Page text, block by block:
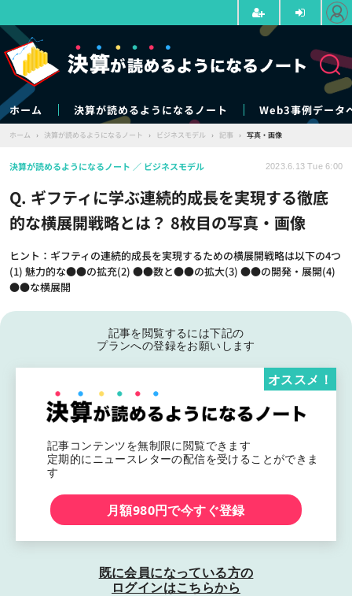
ホーム 決算が読めるようになるノート Web3事例データ
ホーム › 決算が読めるようになるノート › ビジネスモデル › 記事 › 写真・画像
Q. ギフティに学ぶ連続的成長を実現する徹底
的な横展開戦略とは？ 8枚目の写真・画像
ヒント：ギフティの連続的成長を実現するための横展開戦略は以下の4つ
(1) 魅力的な●●の拡充(2) ●●数と●●の拡大(3) ●●の開発・展開(4)
●●な横展開
決算が読めるようになるノート ビジネスモデル 2023.6.13 Tue 6:00
記事を閲覧するには下記の
プランへの登録をお願いします
記事コンテンツを無制限に閲覧できます
定期的にニュースレターの配信を受けることができま
す
オススメ！
月額980円で今すぐ登録
既に会員になっている方の
ログインはこちらから